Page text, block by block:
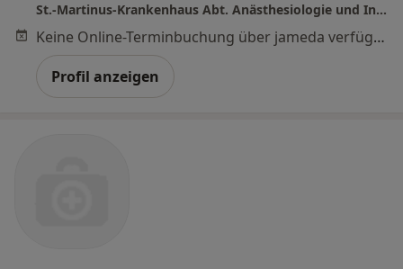
St.-Martinus-Krankenhaus Abt. Anästhesiologie und Intensivmedizin
Keine Online-Terminbuchung über jameda verfügbar
Profil anzeigen